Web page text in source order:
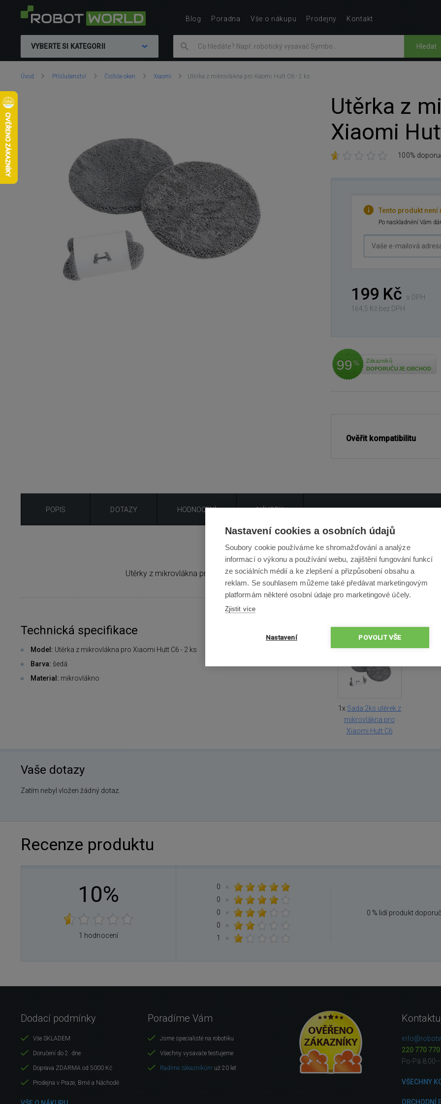
VYBERTE SI KATEGORII Hledat
Nacházíte
Úvod Příslušenství Čističe oken Xiaomi Utěrka z mikrovlákna pro Xiaomi Hutt C6 - 2 ks
Utěrka z
Xiaomi
100%
Tento produkt není
Po naskladnění Vám
199 Kč
s DPH
164,5 Kč bez DPH
99 %
Zákazníků
DOPORUČUJE OBCHOD
Ověřit kompatibilitu
POPIS DOTAZY HODNOCENÍ NÁVODY
Popis produktu
Utěrky z mikrovlákna pro precizní vyčištění oken a skel. Sada utěrek je určena pro
Technická specifikace
Model: Utěrka z mikrovlákna pro Xiaomi Hutt C6 - 2 ks
Barva: šedá
Material: mikrovlákno
Obsah Balení
1x Sada 2ks utěrek z
mikrovlákna pro
Xiaomi Hutt C6
Vaše dotazy
Zatím nebyl vložen žádný dotaz.
Recenze produktu
10%
1 hodnocení
0
×
0
×
0
×
0
×
1
×
0 % lidí produkt
Blog Poradna Vše o nákupu Prodejny Kontakt
Dodací podmínky
Vše SKLADEM
Doručení do 2. dne
Doprava ZDARMA od 5000 Kč
Prodejna v Praze, Brně a Náchodě
Poradíme Vám
Jsme specialisté na robotiku
Všechny vysavače testujeme
Radíme zákazníkům už 20 let
220 770 770
Po-Pá
VŠECHNY
OBCHODNÍ
Nastavení cookies a osobních údajů
Soubory cookie používáme ke shromažďování a analýze
informací o výkonu a používání webu, zajištění fungování funkcí
ze sociálních médií a ke zlepšení a přizpůsobení obsahu a
reklam. Se souhlasem můžeme také předávat marketingovým
platformám některé osobní údaje pro marketingové účely.
Zjistit více
Nastavení POVOLIT VŠE